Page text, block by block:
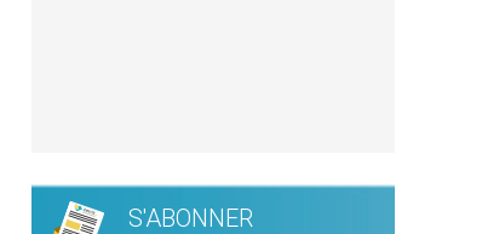
S'ABONNER